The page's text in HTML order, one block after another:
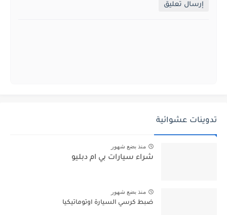
إرسال تعليق
تدوينات عشوائية
منذ بضع شهور
شراء سيارات بي ام دبليو
منذ بضع شهور
ضبط كرسي السيارة اوتوماتيكيا